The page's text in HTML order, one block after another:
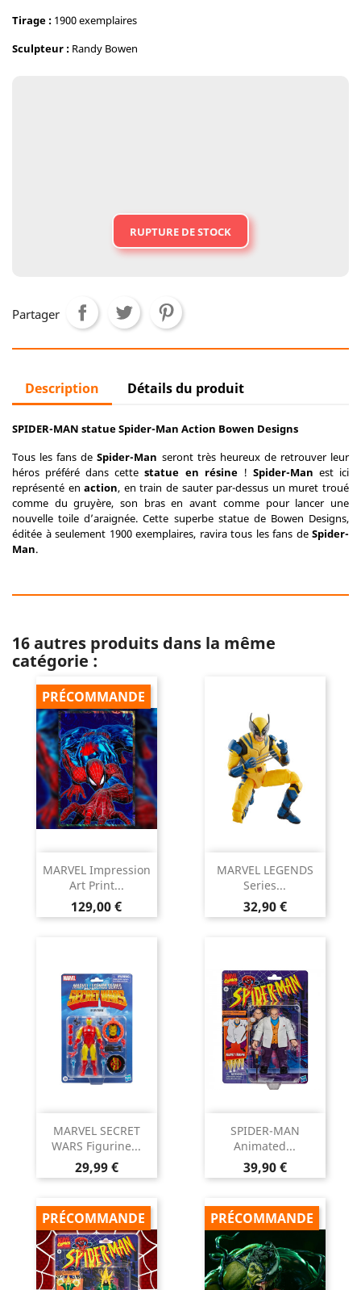
Tirage : 1900 exemplaires
Sculpteur : Randy Bowen
RUPTURE DE STOCK
Partager
Description Détails du produit
SPIDER-MAN statue Spider-Man Action Bowen Designs
Tous les fans deSpider-Man seront très heureux de retrouver leur
héros préféré dans cettestatue en résine ! Spider-Man est ici
représenté enaction, en train de sauter par-dessus un muret troué
comme du gruyère, son bras en avant comme pour lancer une
nouvelle toile d’araignée. Cette superbe statue de Bowen Designs,
éditée à seulement 1900 exemplaires, ravira tous les fans de Spider-
Man.
16 autres produits dans la même
catégorie :
MARVEL Impression
Art Print...
Prix
129,00 €
PRÉCOMMANDE
MARVEL LEGENDS
Series...
Prix
32,90 €
MARVEL SECRET
WARS Figurine...
Prix
29,99 €
SPIDER-MAN
Animated...
Prix
39,90 €
PRÉCOMMANDE PRÉCOMMANDE